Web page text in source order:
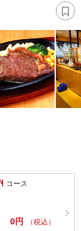
コース
0円 （税込）